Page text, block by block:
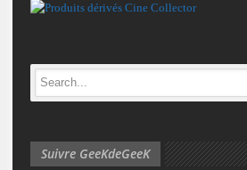
Suivre GeeKdeGeeK